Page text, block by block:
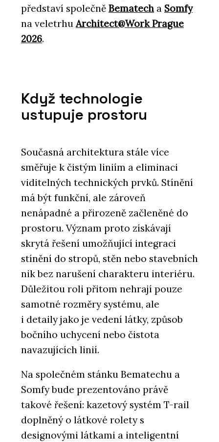
představí společně Bematech a Somfy
na veletrhuArchitect@Work Prague
2026.
Když technologie
ustupuje prostoru
Současná architektura stále více
směřuje k čistým liniím a eliminaci
viditelných technických prvků. Stínění
má být funkční, ale zároveň
nenápadné a přirozeně začleněné do
prostoru. Význam proto získávají
skrytá řešení umožňující integraci
stínění do stropů, stěn nebo stavebních
nik bez narušení charakteru interiéru.
Důležitou roli přitom nehrají pouze
samotné rozměry systému, ale
i detaily jako je vedení látky, způsob
bočního uchycení nebo čistota
navazujících linií.
Na společném stánku Bematechu a
Somfy bude prezentováno právě
takové řešení: kazetový systém T-rail
doplněný o látkové rolety s
designovými látkami a inteligentní